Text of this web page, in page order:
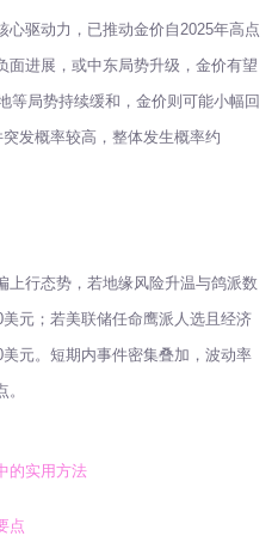
心驱动力，已推动金价自2025年高点
面进展，或中东局势升级，金价有望
等局势持续缓和，金价则可能小幅回
发概率较高，整体发生概率约
上行态势，若地缘风险升温与鸽派数
元；若美联储任命鹰派人选且经济
元。短期内事件密集叠加，波动率
的实用方法
点